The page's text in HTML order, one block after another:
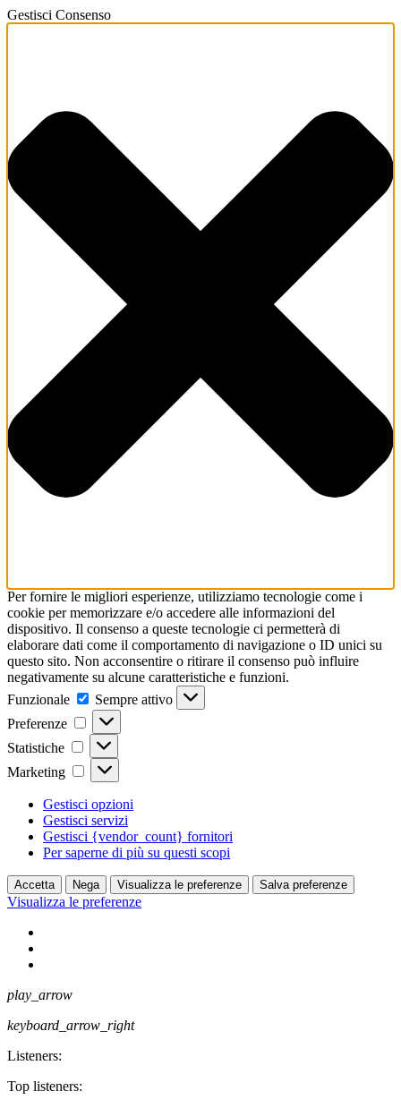
Gestisci Consenso
Per fornire le migliori esperienze, utilizziamo tecnologie come i
cookie per memorizzare e/o accedere alle informazioni del
dispositivo. Il consenso a queste tecnologie ci permetterà di
elaborare dati come il comportamento di navigazione o ID unici su
questo sito. Non acconsentire o ritirare il consenso può influire
negativamente su alcune caratteristiche e funzioni.
Funzionale
Funzionale
Sempre attivo
Preferenze
Preferenze
Statistiche Statistiche
Marketing Marketing
Gestisci opzioni
Gestisci servizi
Gestisci {vendor_count} fornitori
Per saperne di più su questi scopi
Accetta Nega Visualizza le preferenze Salva preferenze
Visualizza le preferenze
play_arrow
keyboard_arrow_right
Listeners:
Top listeners: